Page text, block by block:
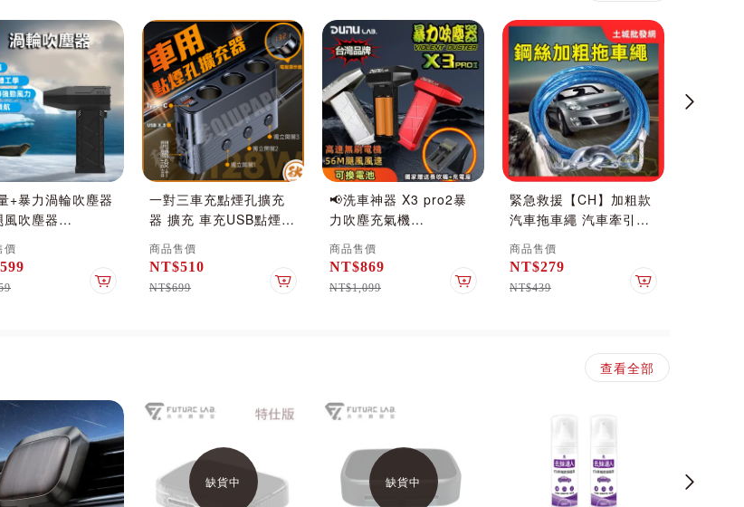
+暴力渦輪吹塵器
吹塵器
暴風速51m/s
射流風機 強力除
力渦輪風槍
價
加入購物車
一對三車充點煙孔擴充
器 擴充 車充USB點煙器
PD+QC3.0 3插座點煙
器分配器
商品售價
NT$510
NT$699 加入購物車
📢洗車神器 X3 pro2暴
力吹塵充氣機
130000RPM大功率 可
換鋰電池版 颶風吹塵機
_3色可選 風機 強力除塵
商品售價
NT$869
NT$1,099 加入購物車
緊急救援【CH】加粗款
汽車拖車繩 汽車牽引繩
拖車纜繩 鋼索拖車繩 鋼
絲拖車繩 拖車帶 道路救
援
商品售價
NT$279
NT$439 加入購物車
查看全部
缺貨中 缺貨中